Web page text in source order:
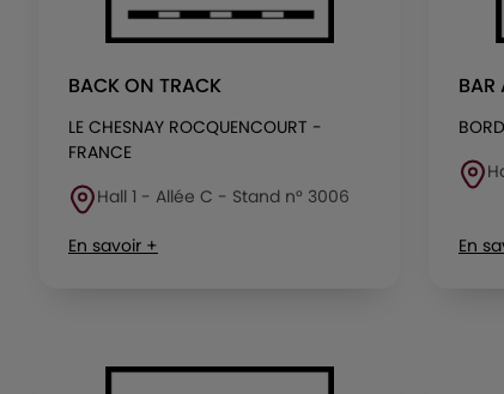
BACK ON TRACK
LE CHESNAY ROCQUENCOURT -
FRANCE
Hall 1 - Allée C - Stand n° 3006
En savoir +
BAR
En